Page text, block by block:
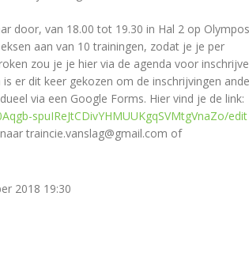
door, van 18.00 tot 19.30 in Hal 2 op
aan van 10 trainingen, zodat je je per
zou je je hier via de agenda voor
er dit keer gekozen om de inschrijvingen
via een Google Forms. Hier vind je de link:
spuIReJtCDivYHMUUKgqSVMtgVnaZo/edit
traincie.vanslag@gmail.com of
2018 19:30